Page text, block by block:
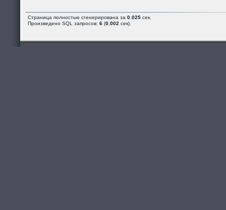
Страница полностью сгенерирована за 0.025 сек.
Произведено SQL запросов: 6 (0.002 сек).